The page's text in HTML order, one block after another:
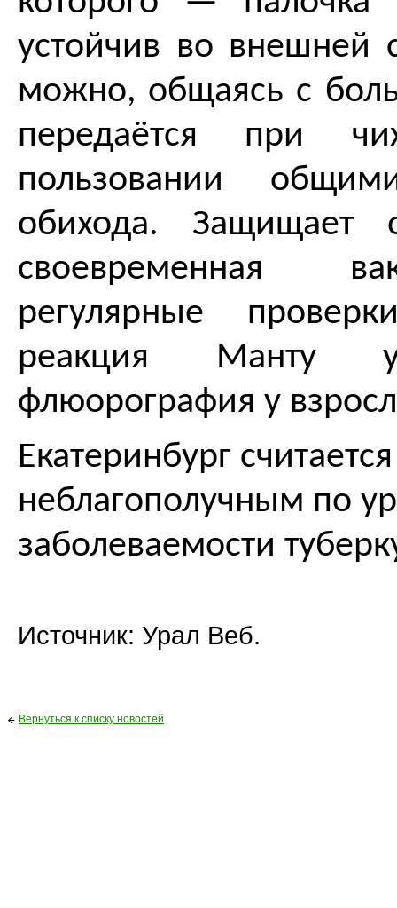
устойчив во внешней
можно, общаясь с
передаётся при
пользовании
обихода. Защищает
своевременная
регулярные
реакция
флюорография у
Екатеринбург считается
неблагополучным по
заболеваемости
Источник: Урал Веб.
Вернуться к списку новостей